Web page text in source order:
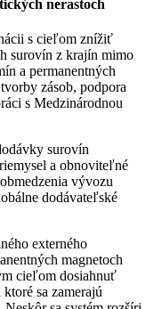
nerastoch
s cieľom znížiť
surovín z krajín mimo
a permanentných
zásob, podpora
s Medzinárodnou
surovín
a obnoviteľné
vývozu
dodávateľské
externého
magnetoch
cieľom dosiahnuť
sa zamerajú